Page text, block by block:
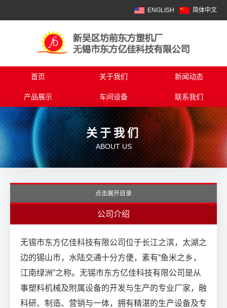
ENGLISH 简体中文
首页 关于我们 新闻动态
产品展示 车间设备 联系我们
关于我们
ABOUT US
点击展开目录
公司介绍
无锡市东方亿佳科技有限公司位于长江之滨，太湖之
边的锡山市，水陆交通十分方便，素有“鱼米之乡，
江南绿洲”之称。无锡市东方亿佳科技有限公司是从
事塑料机械及附属设备的开发与生产的专业厂家，融
科研、制造、营销与一体，拥有精湛的生产设备及专